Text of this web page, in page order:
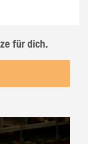
für dich.